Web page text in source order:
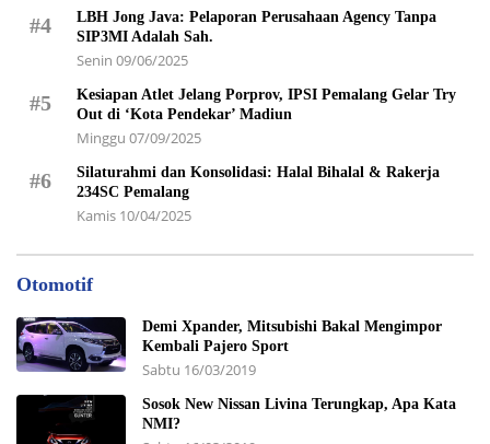
#4
LBH Jong Java: Pelaporan Perusahaan Agency Tanpa
SIP3MI Adalah Sah.
Senin 09/06/2025
#5
Kesiapan Atlet Jelang Porprov, IPSI Pemalang Gelar Try
Out di ‘Kota Pendekar’ Madiun
Minggu 07/09/2025
#6
Silaturahmi dan Konsolidasi: Halal Bihalal & Rakerja
234SC Pemalang
Kamis 10/04/2025
Otomotif
Demi Xpander, Mitsubishi Bakal Mengimpor
Kembali Pajero Sport
Sabtu 16/03/2019
Sosok New Nissan Livina Terungkap, Apa Kata
NMI?